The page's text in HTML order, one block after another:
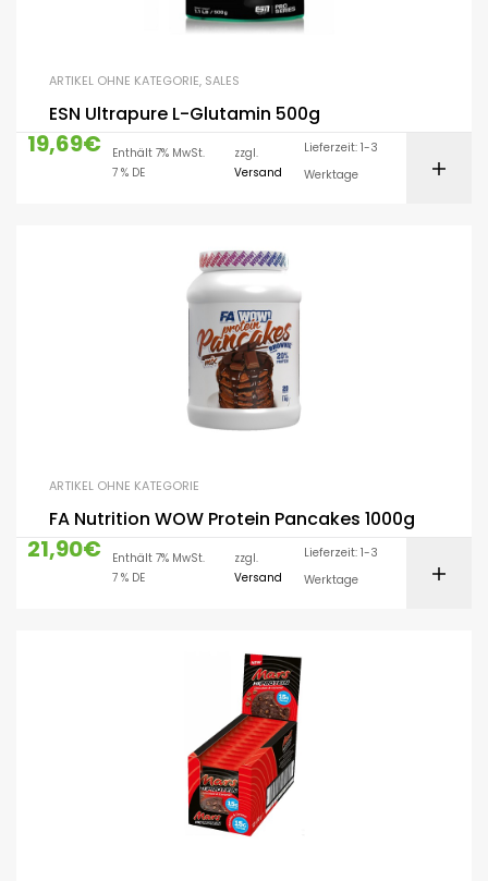
ARTIKEL OHNE KATEGORIE, SALES
ESN Ultrapure L-Glutamin 500g
19,69€
Enthält 7% MwSt.
7 % DE
zzgl.
Versand
Lieferzeit: 1-3
Werktage
ARTIKEL OHNE KATEGORIE
FA Nutrition WOW Protein Pancakes 1000g
21,90€
Enthält 7% MwSt.
7 % DE
zzgl.
Versand
Lieferzeit: 1-3
Werktage